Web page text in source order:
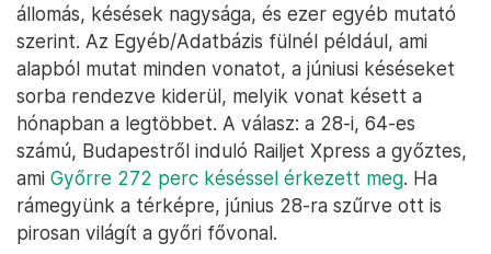
állomás, késések nagysága, és ezer egyéb mutató
szerint. Az Egyéb/Adatbázis fülnél például, ami
alapból mutat minden vonatot, a júniusi késéseket
sorba rendezve kiderül, melyik vonat késett a
hónapban a legtöbbet. A válasz: a 28-i, 64-es
számú, Budapestről induló Railjet Xpress a győztes,
ami Győrre 272 perc késéssel érkezett meg. Ha
rámegyünk a térképre, június 28-ra szűrve ott is
pirosan világít a győri fővonal.